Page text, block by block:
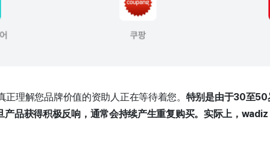
正理解您品牌价值的资助人正在等待着您。 特别是由于30至50
产品获得积极反响，通常会持续产生重复购买。实际上，